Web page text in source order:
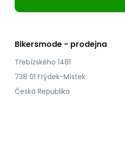
Bikersmode - prodejna
Třebízského 1481
738 01 Frýdek-Místek
Česká Republika